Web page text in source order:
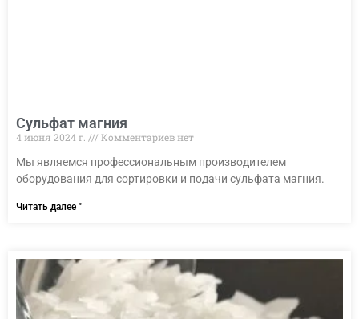
Сульфат магния
4 июня 2024 г.
Комментариев нет
Мы являемся профессиональным производителем
оборудования для сортировки и подачи сульфата магния.
Читать далее "